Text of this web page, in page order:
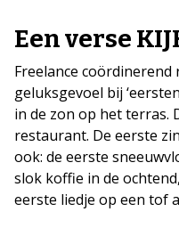
Een verse
Freelance
geluksgevoel bij
in de zon op het terras.
restaurant. De eerste
ook: de eerste
slok koffie in de
eerste liedje op een tof